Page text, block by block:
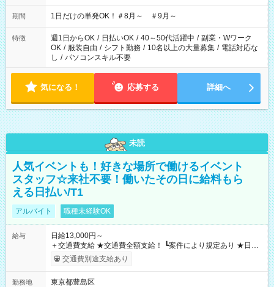
▼18:00～21:00
期間 1日だけの単発OK！＃8月～ ＃9月～
特徴 週1日からOK / 日払いOK / 40～50代活躍中 / 副業・Wワーク
OK / 服装自由 / シフト勤務 / 10名以上の大量募集 / 電話対応な
し / パソコンスキル不要
気になる！ 応募する 詳細へ
未読
人気イベントも！好きな場所で働けるイベント
スタッフ☆来社不要！働いたその日に給料もら
える日払い/T1
アルバイト 職種未経験OK
給与
日給13,000円～
＋交通費支給 ★交通費全額支給！ ┗案件により規定あり ★日払
いOK！（規定あり） ┗働いたその日に現金GET♪ お仕事後はコ
ンビニATMから 日払い分を引き落とせます！ 【試用期間】試
交通費別途支給あり
勤務地
東京都豊島区